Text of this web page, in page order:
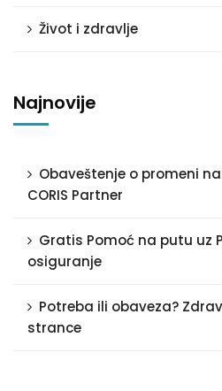
Život i zdravlje
Najnovije
Obaveštenje o promeni
CORIS Partner
Gratis Pomoć na putu uz
osiguranje
Potreba ili obaveza?
strance